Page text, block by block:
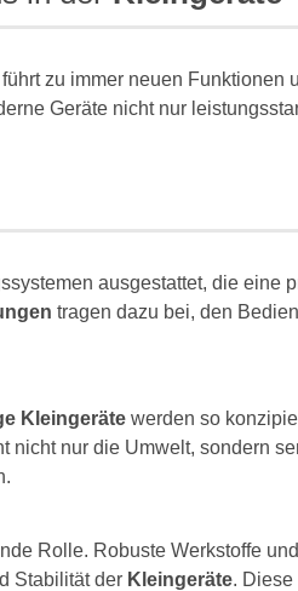
zu immer neuen Funktionen
Geräte nicht nur
ausgestattet, die eine
tragen dazu bei, den
Kleingerätewerden so
nur die Umwelt, sondern
Rolle. Robuste Werkstoffe
Stabilität der Kleingeräte. Diese